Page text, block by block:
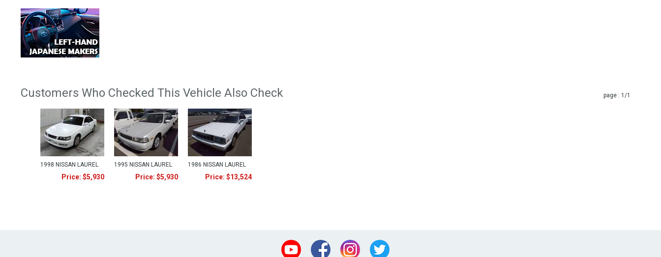
Customers Who Checked This Vehicle Also Check page : 1 /1
1998 NISSAN LAUREL
Price: $5,930
1995 NISSAN LAUREL
Price: $5,930
1986 NISSAN LAUREL
Price: $13,524
Youtube Facebook Instagram